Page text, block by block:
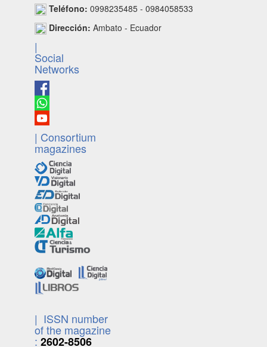
Teléfono: 0998235485 - 0984058533
Dirección: Ambato - Ecuador
|
Social
Networks
| Consortium
magazines
| ISSN number
of the magazine
: 2602-8506